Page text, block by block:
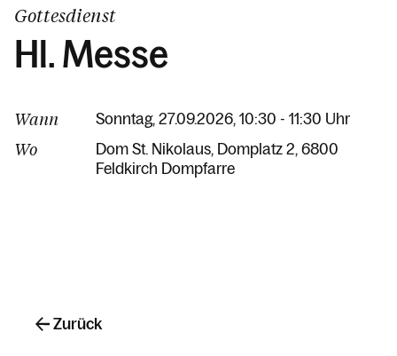
Gottesdienst
Hl. Messe
Wann Sonntag, 27.09.2026, 10:30 - 11:30 Uhr
Wo Dom St. Nikolaus Domplatz 2 6800
Feldkirch Dompfarre
Zurück